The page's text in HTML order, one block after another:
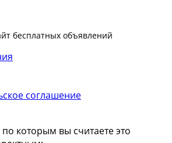
бесплатных объявлений
соглашение
которым вы считаете это